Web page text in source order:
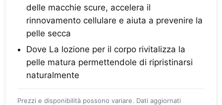
delle macchie scure, accelera il
rinnovamento cellulare e aiuta a prevenire la
pelle secca
Dove La lozione per il corpo rivitalizza la
pelle matura permettendole di ripristinarsi
naturalmente
Prezzi e disponibilità possono variare. Dati aggiornati